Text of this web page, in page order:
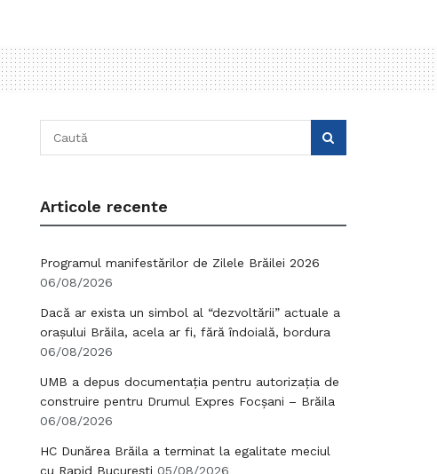
Articole recente
Programul manifestărilor de Zilele Brăilei 2026
06/08/2026
Dacă ar exista un simbol al “dezvoltării” actuale a
orașului Brăila, acela ar fi, fără îndoială, bordura
06/08/2026
UMB a depus documentația pentru autorizația de
construire pentru Drumul Expres Focșani – Brăila
06/08/2026
HC Dunărea Brăila a terminat la egalitate meciul
cu Rapid București 05/08/2026